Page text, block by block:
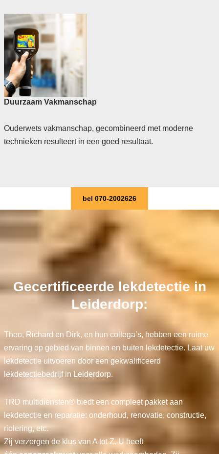
Duurzaam Vakmanschap
Ouderwets vakmanschap, gecombineerd met moderne
technieken resulteert in een goed resultaat.
bel 070-2002626
Gecertificeerde lekdetectie in
Leiderdorp:
Theo, Richard en Dirk, en hun collega’s, hebben een ruime
ervaring op gebied van binnen en buiten lekdetectie. Laat uw
lekdetectie uitvoeren door een gekwalificeerd
lekdetectiebedrijf in Leiderdorp.
TRD multidiensten® biedt een compleet pakket aan
lekdetectie en reparatie: onderhoud, renovatie, constructie,
riolering, etc.
Zij verzorgen de klus van A tot Z. U heeft